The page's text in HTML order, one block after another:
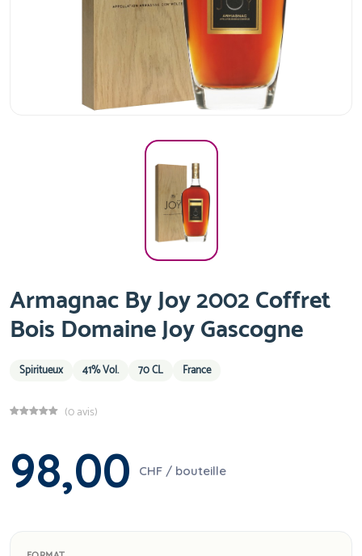
Armagnac By Joy 2002 Coffret
Bois Domaine Joy Gascogne
Spiritueux 41% Vol. 70 CL France
(0 avis)
98,00 CHF / bouteille